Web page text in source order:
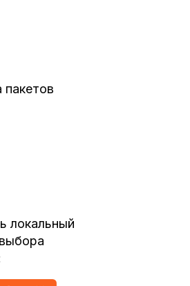
локальный